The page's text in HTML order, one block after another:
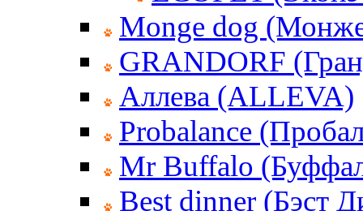
Monge dog
GRANDORF
Аллева (ALLEVA)
Probalance
Mr Buffalo
Best dinner (Бэст